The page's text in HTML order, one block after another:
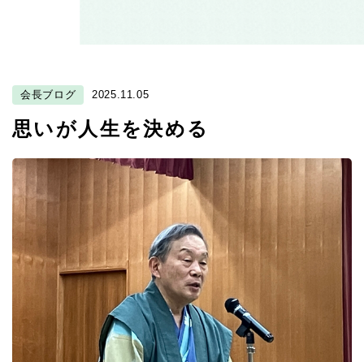
会長ブログ 2025.11.05
思いが人生を決める